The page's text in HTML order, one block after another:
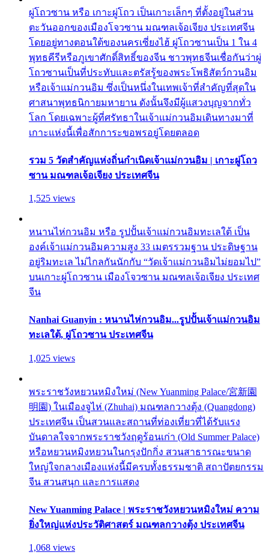
ผู่โถวซาน หรือ เกาะผู่โถว เป็นเกาะเล็กๆ ที่ตั้งอยู่ในส่วน
ตะวันออกของเมืองโจวซาน มณฑลเจ้อเจียง ประเทศจีน
โดยอยู่ทางตอนใต้ของนครเซี่ยงไฮ้ ผู่โถวซานเป็น 1 ใน 4
พุทธคีรีหรือภูเขาศักดิ์สิทธิ์ของจีน ชาวพุทธจีนเชื่อกันว่าผู่
โถวซานเป็นที่ประทับและตรัสรู้ของพระโพธิสัตว์กวนอิม
หรือเจ้าแม่กวนอิม ซึ่งเป็นหนึ่งในเทพเจ้าที่สำคัญที่สุดใน
ศาสนาพุทธนิกายมหายาน ดังนั้นจึงมีผู้แสวงบุญจากทั่ว
โลก โดยเฉพาะผู้ที่ศรัทธาในเจ้าแม่กวนอิมเดินทางมาที่
เกาะแห่งนี้เพื่อสักการะขอพรอยู่โดยตลอด
รวม 5 วัดสำคัญแห่งถิ่นกำเนิดเจ้าแม่กวนอิม | เกาะผู่โถว
ซาน มณฑลเจ้อเจียง ประเทศจีน
1,525 views
หนานไห่กวนอิม หรือ รูปปั้นเจ้าแม่กวนอิมทะเลใต้ เป็น
องค์เจ้าแม่กวนอิมความสูง 33 เมตรรวมฐาน ประดิษฐาน
อยู่ริมทะเล ไม่ไกลกันนักกับ “วัดเจ้าแม่กวนอิมไม่ยอมไป”
บนเกาะผู่โถวซาน เมืองโจวซาน มณฑลเจ้อเจียง ประเทศ
จีน
Nanhai Guanyin : หนานไห่กวนอิม...รูปปั้นเจ้าแม่กวนอิม
ทะเลใต้, ผู่โถวซาน ประเทศจีน
1,025 views
พระราชวังหยวนหมิงใหม่ (New Yuanming Palace/宮新園
明園) ในเมืองจูไห่ (Zhuhai) มณฑลกวางตุ้ง (Quangdong)
ประเทศจีน เป็นสวนและสถานที่ท่องเที่ยวที่ได้รับแรง
บันดาลใจจากพระราชวังฤดูร้อนเก่า (Old Summer Palace)
หรือหยวนหมิงหยวนในกรุงปักกิ่ง สวนสาธารณะขนาด
ใหญ่ใจกลางเมืองแห่งนี้มีครบทั้งธรรมชาติ สถาปัตยกรรม
จีน สวนสนุก และการแสดง
New Yuanming Palace | พระราชวังหยวนหมิงใหม่ ความ
ยิ่งใหญ่แห่งประวัติศาสตร์ มณฑลกวางตุ้ง ประเทศจีน
1,068 views